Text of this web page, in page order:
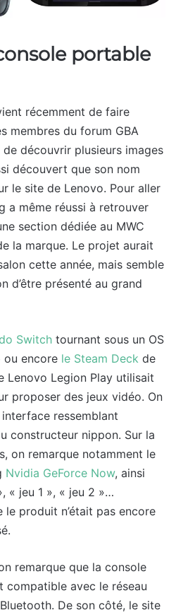
portable
récemment de faire
membres du forum GBA
découvrir plusieurs images
découvert que son nom
le site de Lenovo. Pour aller
a même réussi à retrouver
section dédiée au MWC
la marque. Le projet aurait
cette année, mais semble
d’être présenté au grand
Switch tournant sous un OS
ou encore le Steam Deck de
Lenovo Legion Play utilisait
proposer des jeux vidéo. On
ressemblant
constructeur nippon. Sur la
on remarque notamment le
Nvidia GeForce Now, ainsi
« jeu 1 », « jeu 2 »…
produit n’était pas encore
remarque que la console
compatible avec le réseau
De son côté, le site